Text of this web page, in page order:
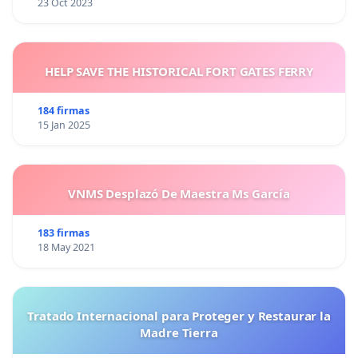
Además de tu firma, puedes apoyar la iniciativa de otras
maneras:
través de estas apps de mensajería:
Comparte en Telegram
#ALaPlayaConNuestrasMascotas.
botones para compartir directamente en tus redes:
Twitter
23 Oct 2023
HELP SAVE THE HISTORICAL FORT GATES FERRY
184 firmas
15 Jan 2025
VNMS Desplazó De Maestra Ms García
183 firmas
18 May 2021
Tratado Internacional para Proteger y Restaurar la
Madre Tierra